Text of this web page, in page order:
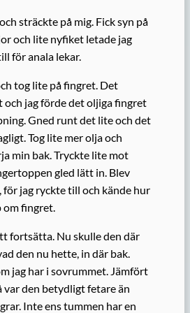
sträckte på mig. Fick syn på
och lite nyfiket letade jag
för anala lekar.
tog lite på fingret. Det
och jag förde det oljiga fingret
Gned runt det lite och det
Tog lite mer olja och
min bak. Tryckte lite mot
gled lätt in. Blev
jag ryckte till och kände hur
om fingret.
fortsätta. Nu skulle den där
den nu hette, in där bak.
jag har i sovrummet. Jämfört
var den betydligt fetare än
Inte ens tummen har en